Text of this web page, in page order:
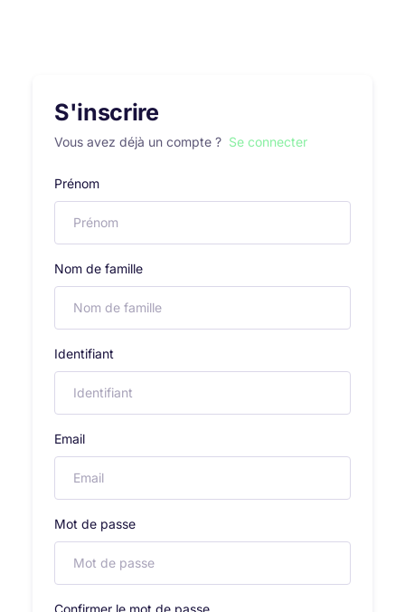
S'inscrire
Vous avez déjà un compte ? Se connecter
Prénom
Nom de famille
Identifiant
Email
Mot de passe
Confirmer le mot de passe